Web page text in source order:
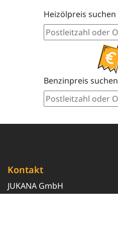
Heizölpreis suchen
Benzinpreis suchen
Kontakt
JUKANA GmbH